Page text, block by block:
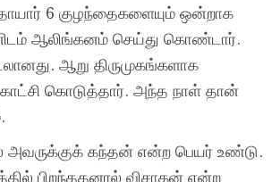
6 குழந்தைகளையும் ஒன்றாக
ஆலிங்கனம் செய்து கொண்டார்.
ஆறு திருமுகங்களாக
காட்சி கொடுத்தார். அந்த நாள் தான்
கந்தன் என்ற பெயர் உண்டு.